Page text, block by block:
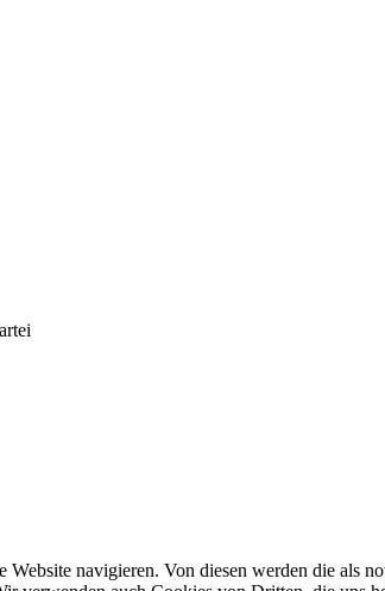
navigieren. Von diesen werden die als